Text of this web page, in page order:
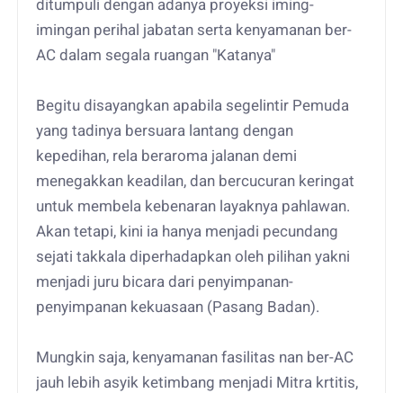
ditumpuli dengan adanya proyeksi iming-
imingan perihal jabatan serta kenyamanan ber-
AC dalam segala ruangan "Katanya"
Begitu disayangkan apabila segelintir Pemuda
yang tadinya bersuara lantang dengan
kepedihan, rela beraroma jalanan demi
menegakkan keadilan, dan bercucuran keringat
untuk membela kebenaran layaknya pahlawan.
Akan tetapi, kini ia hanya menjadi pecundang
sejati takkala diperhadapkan oleh pilihan yakni
menjadi juru bicara dari penyimpanan-
penyimpanan kekuasaan (Pasang Badan).
Mungkin saja, kenyamanan fasilitas nan ber-AC
jauh lebih asyik ketimbang menjadi Mitra krtitis,